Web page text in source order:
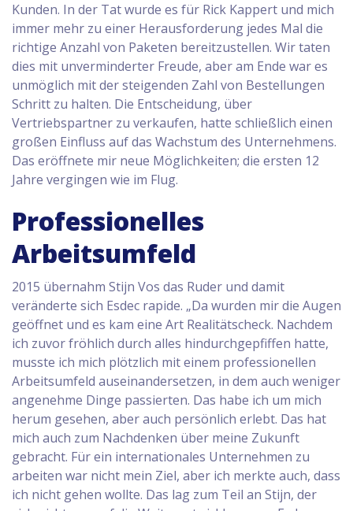
Kunden. In der Tat wurde es für Rick Kappert und mich
immer mehr zu einer Herausforderung jedes Mal die
richtige Anzahl von Paketen bereitzustellen. Wir taten
dies mit unverminderter Freude, aber am Ende war es
unmöglich mit der steigenden Zahl von Bestellungen
Schritt zu halten. Die Entscheidung, über
Vertriebspartner zu verkaufen, hatte schließlich einen
großen Einfluss auf das Wachstum des Unternehmens.
Das eröffnete mir neue Möglichkeiten; die ersten 12
Jahre vergingen wie im Flug.
Professionelles
Arbeitsumfeld
2015 übernahm Stijn Vos das Ruder und damit
veränderte sich Esdec rapide. „Da wurden mir die Augen
geöffnet und es kam eine Art Realitätscheck. Nachdem
ich zuvor fröhlich durch alles hindurchgepfiffen hatte,
musste ich mich plötzlich mit einem professionellen
Arbeitsumfeld auseinandersetzen, in dem auch weniger
angenehme Dinge passierten. Das habe ich um mich
herum gesehen, aber auch persönlich erlebt. Das hat
mich auch zum Nachdenken über meine Zukunft
gebracht. Für ein internationales Unternehmen zu
arbeiten war nicht mein Ziel, aber ich merkte auch, dass
ich nicht gehen wollte. Das lag zum Teil an Stijn, der